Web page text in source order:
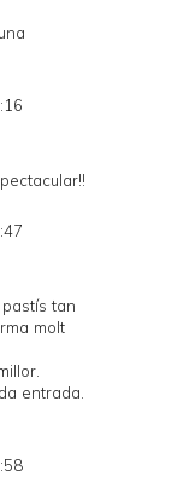
tan
molt
entrada.